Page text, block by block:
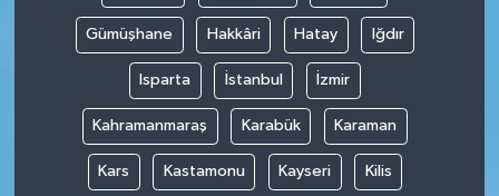
Gümüşhane Hakkâri Hatay Iğdır
Isparta İstanbul İzmir
Kahramanmaraş Karabük Karaman
Kars Kastamonu Kayseri Kilis